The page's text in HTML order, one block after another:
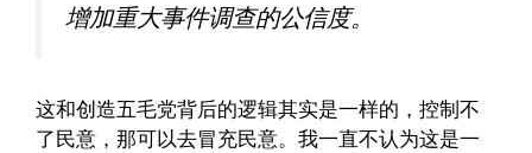
增加重大事件调查的公信度。
这和创造五毛党背后的逻辑其实是一样的，控制不
了民意，那可以去冒充民意。我一直不认为这是一